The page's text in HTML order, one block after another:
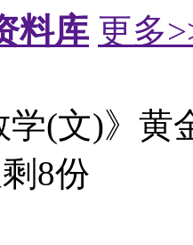
料库 更多
学(文)》黄
8份